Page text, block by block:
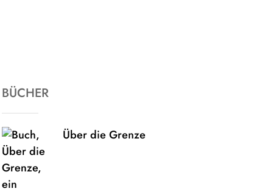
BÜCHER
Über die Grenze